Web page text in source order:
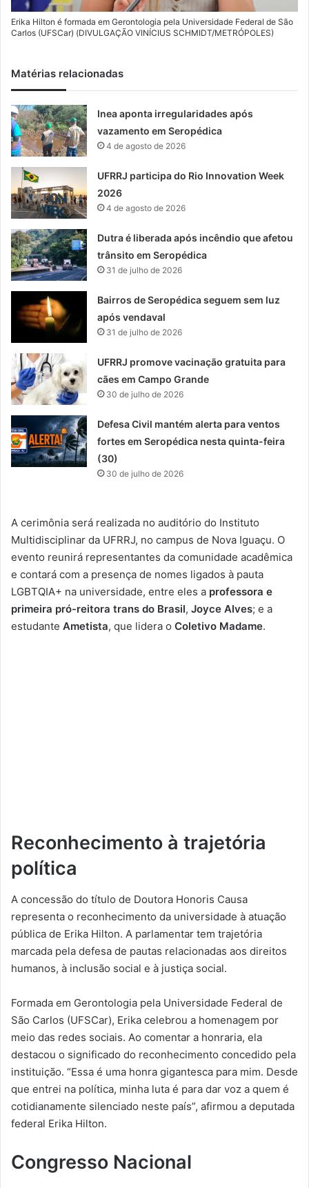
Erika Hilton é formada em Gerontologia pela Universidade Federal de São
Carlos (UFSCar) (DIVULGAÇÃO VINÍCIUS SCHMIDT/METRÓPOLES)
Matérias relacionadas
Inea aponta irregularidades após
vazamento em Seropédica
4 de agosto de 2026
UFRRJ participa do Rio Innovation Week
2026
4 de agosto de 2026
Dutra é liberada após incêndio que afetou
trânsito em Seropédica
31 de julho de 2026
Bairros de Seropédica seguem sem luz
após vendaval
31 de julho de 2026
UFRRJ promove vacinação gratuita para
cães em Campo Grande
30 de julho de 2026
Defesa Civil mantém alerta para ventos
fortes em Seropédica nesta quinta-feira
(30)
30 de julho de 2026
A cerimônia será realizada no auditório do Instituto
Multidisciplinar da UFRRJ, no campus de Nova Iguaçu. O
evento reunirá representantes da comunidade acadêmica
e contará com a presença de nomes ligados à pauta
LGBTQIA+ na universidade, entre eles a professora e
primeira pró-reitora trans do Brasil, Joyce Alves; e a
estudante Ametista, que lidera o Coletivo Madame.
Reconhecimento à trajetória
política
A concessão do título de Doutora Honoris Causa
representa o reconhecimento da universidade à atuação
pública de Erika Hilton. A parlamentar tem trajetória
marcada pela defesa de pautas relacionadas aos direitos
humanos, à inclusão social e à justiça social.
Formada em Gerontologia pela Universidade Federal de
São Carlos (UFSCar), Erika celebrou a homenagem por
meio das redes sociais. Ao comentar a honraria, ela
destacou o significado do reconhecimento concedido pela
instituição. “Essa é uma honra gigantesca para mim. Desde
que entrei na política, minha luta é para dar voz a quem é
cotidianamente silenciado neste país”, afirmou a deputada
federal Erika Hilton.
Congresso Nacional